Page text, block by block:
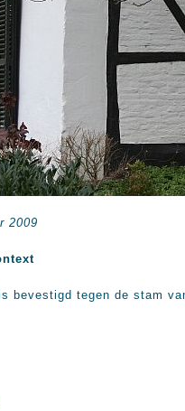
2009
bevestigd tegen de stam